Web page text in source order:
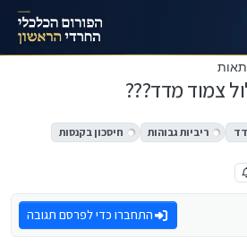
צמוד מדד???
ריביות גבוהות
חיסכון בקנסות
התחברו כדי לפרסם תגובה